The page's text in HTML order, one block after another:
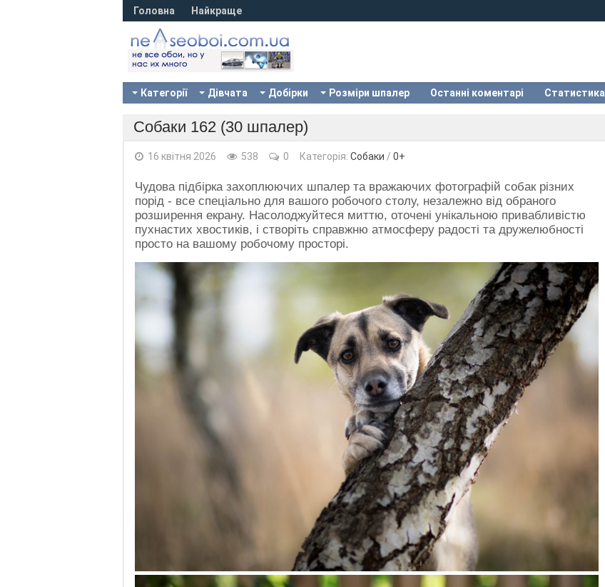
Головна Найкраще
Категорії Дівчата Добірки Розміри шпалер Останні коментарі Статистика
Собаки 162 (30 шпалер)
16 квітня 2026 538 0 Категорія: Собаки / 0+
Чудова підбірка захоплюючих шпалер та вражаючих фотографій собак різних
порід - все спеціально для вашого робочого столу, незалежно від обраного
розширення екрану. Насолоджуйтеся миттю, оточені унікальною привабливістю
пухнастих хвостиків, і створіть справжню атмосферу радості та дружелюбності
просто на вашому робочому просторі.